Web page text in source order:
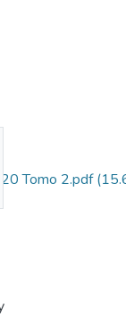
Tomo 2.pdf